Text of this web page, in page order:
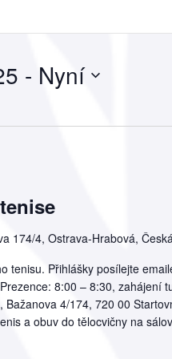
- Nyní
174/4, Ostrava-Hrabová,
tenisu. Přihlášky posílejte
8:00 – 8:30, zahájení
4/174, 720 00
a obuv do tělocvičny na